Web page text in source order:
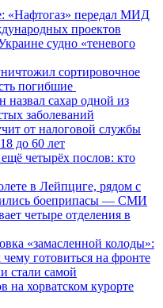
«Нафтогаз» передал МИД
проектов
судно «теневого
сортировочное
погибшие
назвал сахар одной из
заболеваний
от налоговой службы
до 60 лет
четырёх послов: кто
в Лейпциге, рядом с
боеприпасы — СМИ
четыре отделения в
«замасленной колоды»:
готовиться на фронте
стали самой
на хорватском курорте